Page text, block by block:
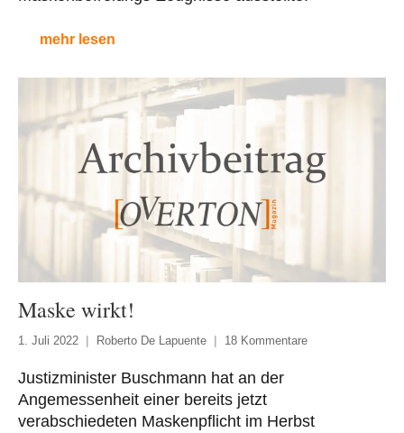
mehr lesen
Maske wirkt!
1. Juli 2022 Roberto De Lapuente 18 Kommentare
Justizminister Buschmann hat an der
Angemessenheit einer bereits jetzt
verabschiedeten Maskenpflicht im Herbst